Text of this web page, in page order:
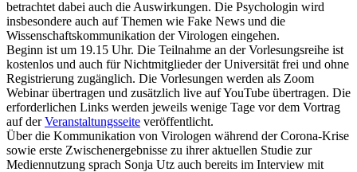
betrachtet dabei auch die Auswirkungen. Die Psychologin wird
insbesondere auch auf Themen wie Fake News und die
Wissenschaftskommunikation der Virologen eingehen.
Beginn ist um 19.15 Uhr. Die Teilnahme an der Vorlesungsreihe ist
kostenlos und auch für Nichtmitglieder der Universität frei und ohne
Registrierung zugänglich. Die Vorlesungen werden als Zoom
Webinar übertragen und zusätzlich live auf YouTube übertragen. Die
erforderlichen Links werden jeweils wenige Tage vor dem Vortrag
auf derVeranstaltungsseite veröffentlicht.
Über die Kommunikation von Virologen während der Corona-Krise
sowie erste Zwischenergebnisse zu ihrer aktuellen Studie zur
Mediennutzung sprach Sonja Utz auch bereits im Interview mit